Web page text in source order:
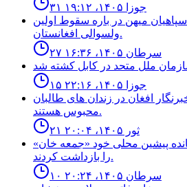
۳۱ جوزا ۱۴۰۵، ۱۹:۱۲
سپاهيان ميهن در باره سقوط اولين
ولسوالى افغانستان.
۲۷ سرطان ۱۴۰۵، ۱۶:۳۶
۱۵ جوزا ۱۴۰۵، ۲۲:۱۶
در حال حاضر ۸ خبرنگار افغان در زندان‌ های طالبان
محبوس هستند.
۲۱ ثور ۱۴۰۵، ۲۰:۰۴
پیشین محلی خود «جمعه خان»
را بازداشت کردند.
۱۰ سرطان ۱۴۰۵، ۲۰:۲۴